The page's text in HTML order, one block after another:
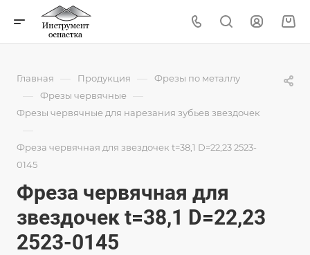
Главная — Продукция — Фрезы по металлу
— Фрезы червячные —
Фрезы червячные для нарезания зубьев звездочек
—
Фреза червячная для звездочек t=38,1 D=22,23 2523-
0145
Фреза червячная для
звездочек t=38,1 D=22,23
2523-0145